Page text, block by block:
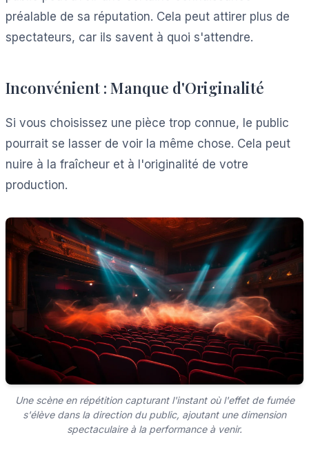
préalable de sa réputation. Cela peut attirer plus de
spectateurs, car ils savent à quoi s'attendre.
Inconvénient : Manque d'Originalité
Si vous choisissez une pièce trop connue, le public
pourrait se lasser de voir la même chose. Cela peut
nuire à la fraîcheur et à l'originalité de votre
production.
Une scène en répétition capturant l'instant où l'effet de fumée
s'élève dans la direction du public, ajoutant une dimension
spectaculaire à la performance à venir.